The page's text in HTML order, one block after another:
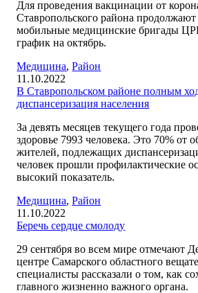
Для проведения вакцинации от
Ставропольского района
мобильные медицинские бригады
график на октябрь.
Медицина,Район
11.10.2022
В Ставропольском районе полным
диспансеризация населения
За девять месяцев текущего года
здоровье 7993 человека. Это 70% от
жителей, подлежащих
человек прошли профилактические
высокий показатель.
Медицина,Район
11.10.2022
Беречь сердце смолоду
29 сентября во всем мире отмечают
центре Самарского областного
специалисты рассказали о том, как
главного жизненно важного органа.